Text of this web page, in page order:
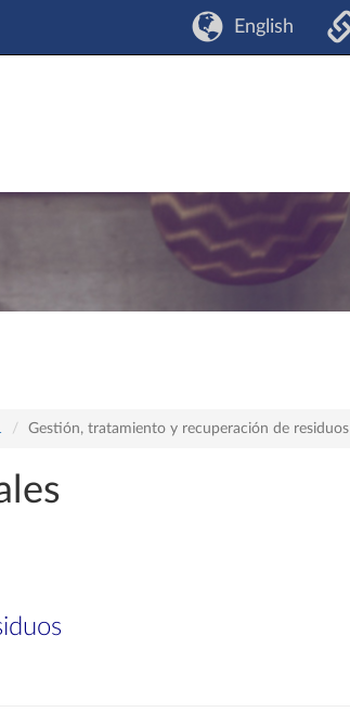
English
Gestión, tratamiento y recuperación de residuos